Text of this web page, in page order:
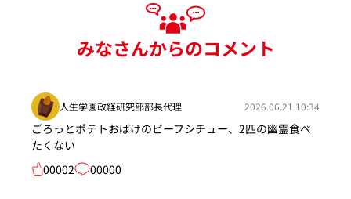
みなさんからのコメント
人生学園政経研究部部長代理 2026.06.21 10:34
ごろっとポテトおばけのビーフシチュー、2匹の幽霊食べ
たくない
00002
00000